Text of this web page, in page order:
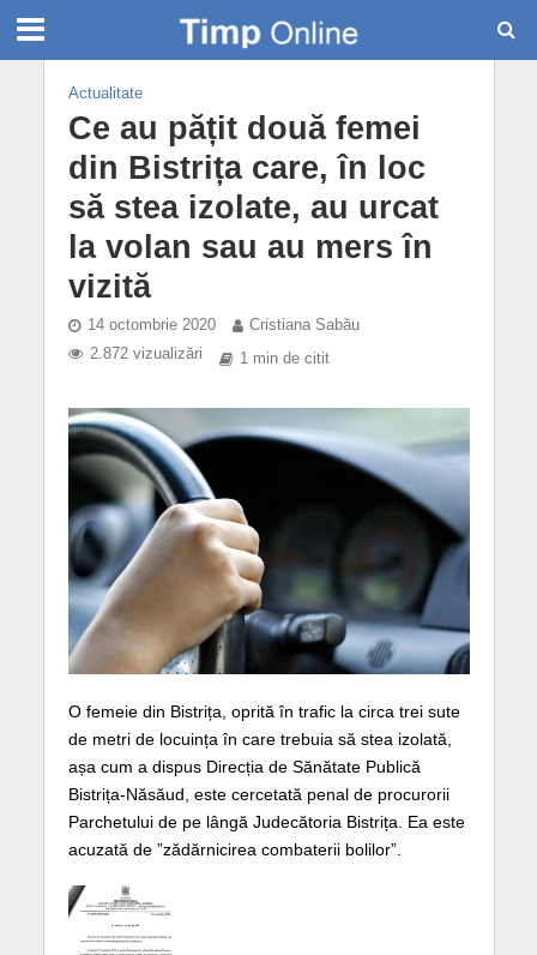
Actualitate
Ce au pățit două femei
din Bistrița care, în loc
să stea izolate, au urcat
la volan sau au mers în
vizită
14 octombrie 2020
Cristiana Sabău
2.872 vizualizări
1 min de citit
O femeie din Bistrița, oprită în trafic la circa trei sute
de metri de locuința în care trebuia să stea izolată,
așa cum a dispus Direcția de Sănătate Publică
Bistrița-Năsăud, este cercetată penal de procurorii
Parchetului de pe lângă Judecătoria Bistrița. Ea este
acuzată de ”zădărnicirea combaterii bolilor”.